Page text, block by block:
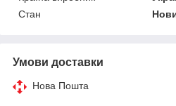
Стан
Умови доставки
Нова Пошта